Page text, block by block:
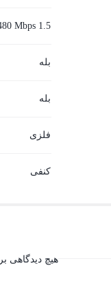
1.5 Mbps/12 Mbps/up to 480 Mbps
بله
بله
فلزی
کنفی
هیچ دیدگاهی